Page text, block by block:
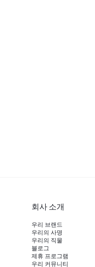
회사 소개
우리 브랜드
우리의 사명
우리의 직물
블로그
제휴 프로그램
우리 커뮤니티